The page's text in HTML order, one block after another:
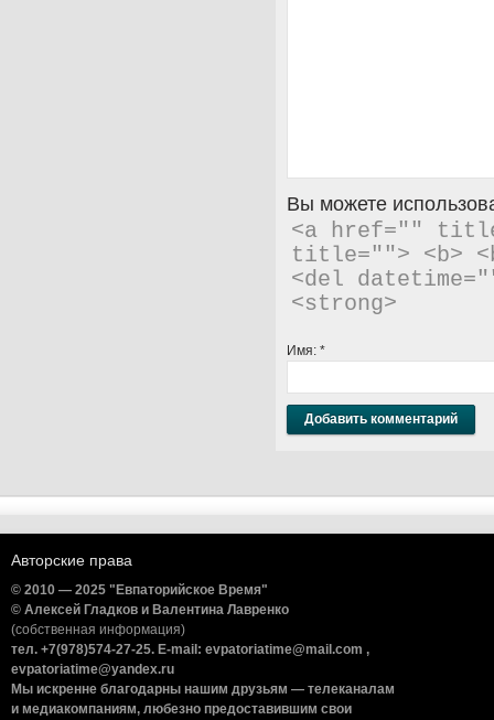
Вы можете
<a href=""
title=""> <b>
<del
<strong>
Имя: *
Авторские права
© 2010 — 2025 "Евпаторийское Время"
© Алексей Гладков и Валентина Лавренко
(собственная информация)
тел. +7(978)574-27-25. E-mail: evpatoriatime@mail.com ,
evpatoriatime@yandex.ru
Мы искренне благодарны нашим друзьям — телеканалам
и медиакомпаниям, любезно предоставившим свои